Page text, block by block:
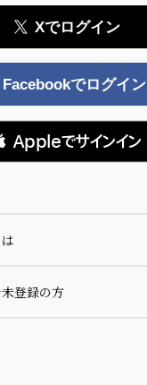
Xでログイン
Facebookでログイン
Appleでサインイン
登録の方